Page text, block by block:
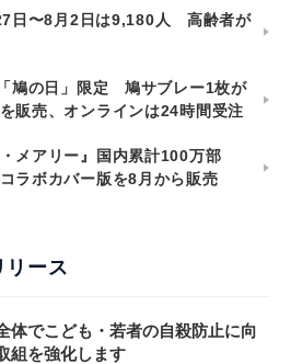
日〜8月2日は9,180人 高齢者が
鳩の日」限定 鳩サブレー1枚が
販売、オンラインは24時間受注
・メアリー』国内累計100万部
ラボカバー版を8月から販売
リース
体でこども・若者の自殺防止に向
組を強化します